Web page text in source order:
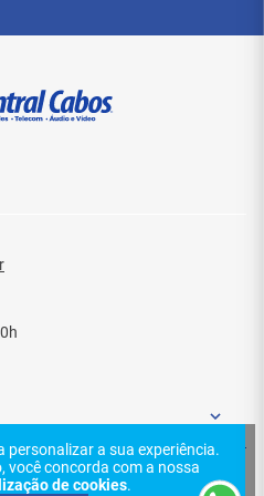
personalizar a sua experiência.
você concorda com a nossa
de cookies.
inclusos
da TV
antes do uso